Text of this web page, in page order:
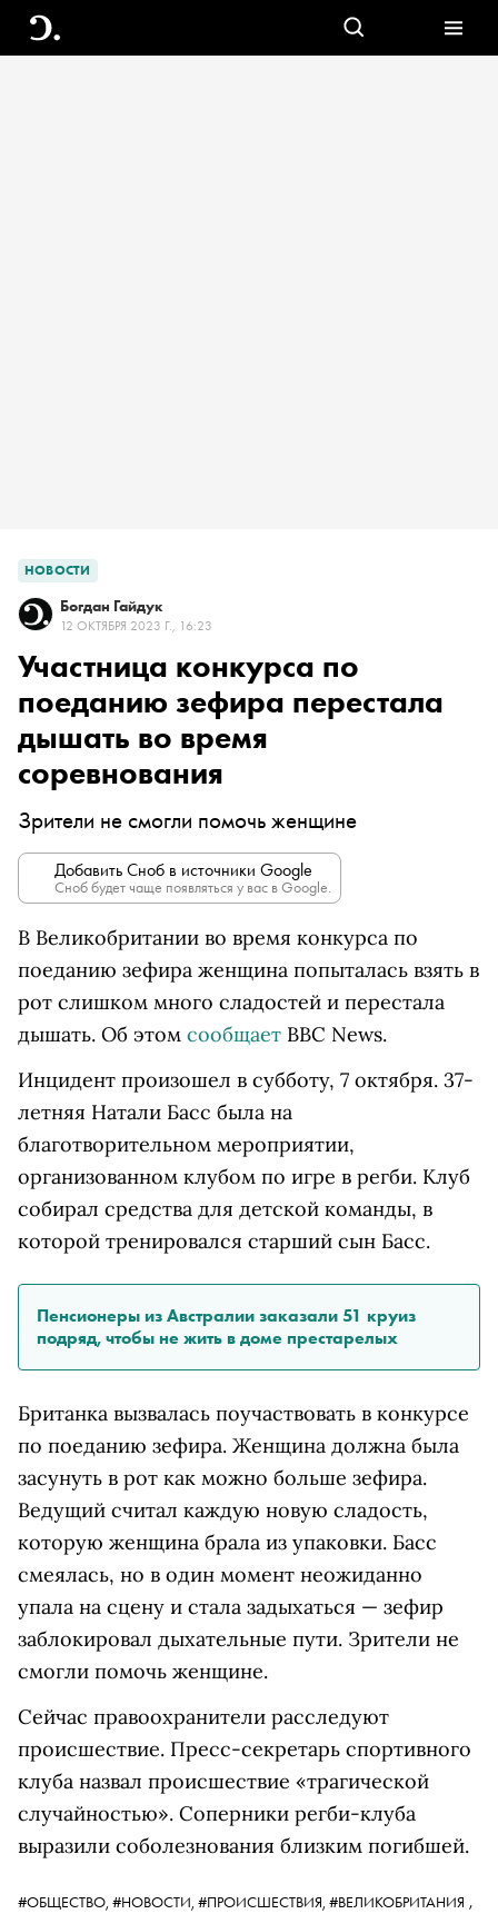
НОВОСТИ
Богдан Гайдук
12 ОКТЯБРЯ 2023 Г., 16:23
Участница конкурса по
поеданию зефира перестала
дышать во время
соревнования
Зрители не смогли помочь женщине
Добавить Сноб в источники Google
Сноб будет чаще появляться у вас в Google.
В Великобритании во время конкурса по
поеданию зефира женщина попыталась взять в
рот слишком много сладостей и перестала
дышать. Об этом сообщает BBC News.
Инцидент произошел в субботу, 7 октября. 37-
летняя Натали Басс была на
благотворительном мероприятии,
организованном клубом по игре в регби. Клуб
собирал средства для детской команды, в
которой тренировался старший сын Басс.
Пенсионеры из Австралии заказали 51 круиз
подряд, чтобы не жить в доме престарелых
Британка вызвалась поучаствовать в конкурсе
по поеданию зефира. Женщина должна была
засунуть в рот как можно больше зефира.
Ведущий считал каждую новую сладость,
которую женщина брала из упаковки. Басс
смеялась, но в один момент неожиданно
упала на сцену и стала задыхаться — зефир
заблокировал дыхательные пути. Зрители не
смогли помочь женщине.
Сейчас правоохранители расследуют
происшествие. Пресс-секретарь спортивного
клуба назвал происшествие «трагической
случайностью». Соперники регби-клуба
выразили соболезнования близким погибшей.
#ОБЩЕСТВО, #НОВОСТИ, #ПРОИСШЕСТВИЯ, #ВЕЛИКОБРИТАНИЯ ,